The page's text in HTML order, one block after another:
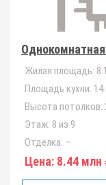
Жилая площадь:
Площадь кухни:
Высота потолков:
Этаж: 8 из 9
Отделка: —
Цена: 8.44 млн